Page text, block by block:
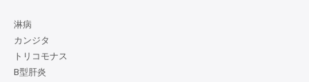
淋病
カンジタ
トリコモナス
B型肝炎